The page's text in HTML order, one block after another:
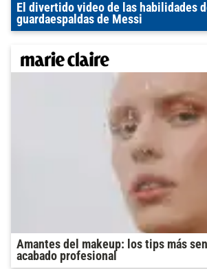
El divertido video de las habilidades
guardaespaldas de Messi
Amantes del makeup: los tips más
acabado profesional